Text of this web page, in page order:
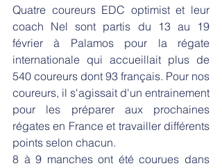
Quatre coureurs EDC optimist et leur
coach Nel sont partis du 13 au 19
février à Palamos pour la régate
internationale qui accueillait plus de
540 coureurs dont 93 français. Pour nos
coureurs, il s'agissait d'un entrainement
pour les préparer aux prochaines
régates en France et travailler différents
points selon chacun.
8 à 9 manches ont été courues dans